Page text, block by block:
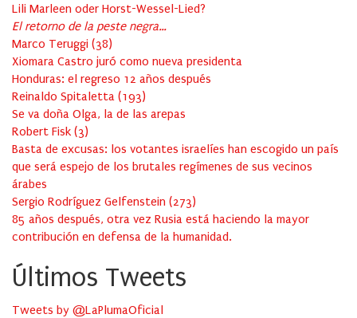
Lili Marleen oder Horst-Wessel-Lied?
El retorno de la peste negra…
Marco Teruggi (38)
Xiomara Castro juró como nueva presidenta
Honduras: el regreso 12 años después
Reinaldo Spitaletta (193)
Se va doña Olga, la de las arepas
Robert Fisk (3)
Basta de excusas: los votantes israelíes han escogido un país
que será espejo de los brutales regímenes de sus vecinos
árabes
Sergio Rodríguez Gelfenstein (273)
85 años después, otra vez Rusia está haciendo la mayor
contribución en defensa de la humanidad.
Últimos Tweets
Tweets by @LaPlumaOficial